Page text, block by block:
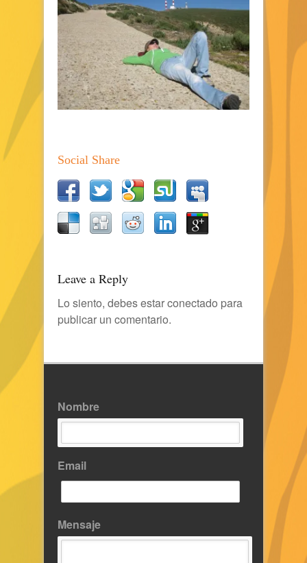
Social Share
Leave a Reply
Lo siento, debes estarconectado para
publicar un comentario.
Nombre
Email
Mensaje